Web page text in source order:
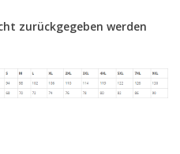
zurückgegeben werden